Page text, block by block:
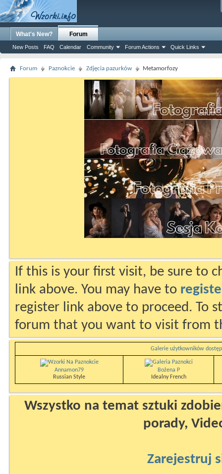
What's New? Forum
New Posts FAQ Calendar Community Forum Actions Quick Links
Forum Paznokcie Zdjęcia pazurków Metamorfozy
If this is your first visit, be sure to
link above. You may have to
register link above to proceed. To
forum that you want to visit from
Galerie użytkowników
Annamon79
Russian Style
Bożena P
Idealny French
Wszystko na temat sztuki
porady,
Zarejestruj